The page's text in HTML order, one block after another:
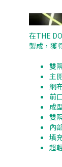
在THE
製成，獲
雙
主
網
前
成
雙
內
填
超